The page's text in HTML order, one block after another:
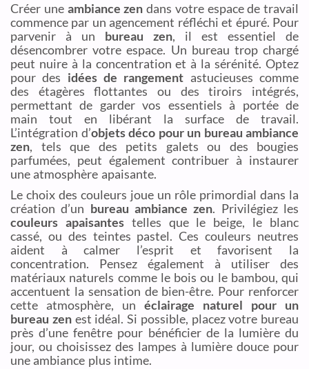
Créer une ambiance zen dans votre espace de travail
commence par un agencement réfléchi et épuré. Pour
parvenir à un bureau zen, il est essentiel de
désencombrer votre espace. Un bureau trop chargé
peut nuire à la concentration et à la sérénité. Optez
pour des idées de rangement astucieuses comme
des étagères flottantes ou des tiroirs intégrés,
permettant de garder vos essentiels à portée de
main tout en libérant la surface de travail.
L’intégration d’objets déco pour un bureau ambiance
zen, tels que des petits galets ou des bougies
parfumées, peut également contribuer à instaurer
une atmosphère apaisante.
Le choix des couleurs joue un rôle primordial dans la
création d’un bureau ambiance zen. Privilégiez les
couleurs apaisantestelles que le beige, le blanc
cassé, ou des teintes pastel. Ces couleurs neutres
aident à calmer l’esprit et favorisent la
concentration. Pensez également à utiliser des
matériaux naturels comme le bois ou le bambou, qui
accentuent la sensation de bien-être. Pour renforcer
cette atmosphère, un éclairage naturel pour un
bureau zenest idéal. Si possible, placez votre bureau
près d’une fenêtre pour bénéficier de la lumière du
jour, ou choisissez des lampes à lumière douce pour
une ambiance plus intime.